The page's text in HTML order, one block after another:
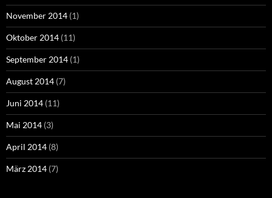
November 2014 (1)
Oktober 2014 (11)
September 2014 (1)
August 2014 (7)
Juni 2014 (11)
Mai 2014 (3)
April 2014 (8)
März 2014 (7)